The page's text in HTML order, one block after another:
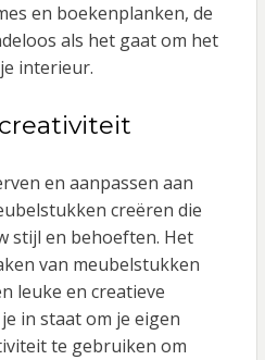
en boekenplanken, de
als het gaat om het
interieur.
en aanpassen aan
creëren die
stijl en behoeften. Het
van meubelstukken
leuke en creatieve
in staat om je eigen
te gebruiken om